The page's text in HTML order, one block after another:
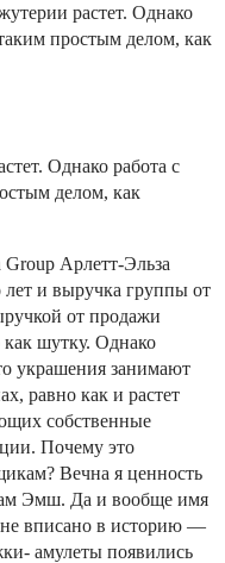
растет. Однако
простым делом, как
Однако работа с
делом, как
Group Арлетт-Эльза
лет и выручка группы от
от продажи
как шутку. Однако
украшения занимают
равно как и растет
собственные
Почему это
Вечна я ценность
Эмш. Да и вообще имя
не вписано в историю —
амулеты появились